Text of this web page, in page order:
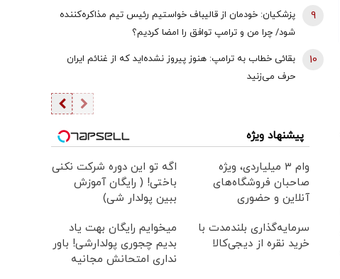
پزشکیان: خودمان از قالیباف خواستیم رئیس تیم مذاکره‌کننده
شود/ چرا من و ترامپ توافق را امضا کردیم؟
9
بقائی خطاب به ترامپ: هنوز پیروز نشده‌اید که از غنائم ایران
حرف می‌زنید
10
پیشنهاد ویژه
وام ۳ میلیاردی، ویژه
صاحبان فروشگاه‌های
آنلاین و حضوری
اگه تو این دوره شرکت نکنی
باختی! ( رایگان آموزش
ببین پولدار شی)
سرمایه‌گذاری بلندمدت با
خرید نقره از دیجی‌کالا
میخوایم رایگان بهت یاد
بدیم چجوری پولدارشی! باور
نداری امتحانش مجانیه